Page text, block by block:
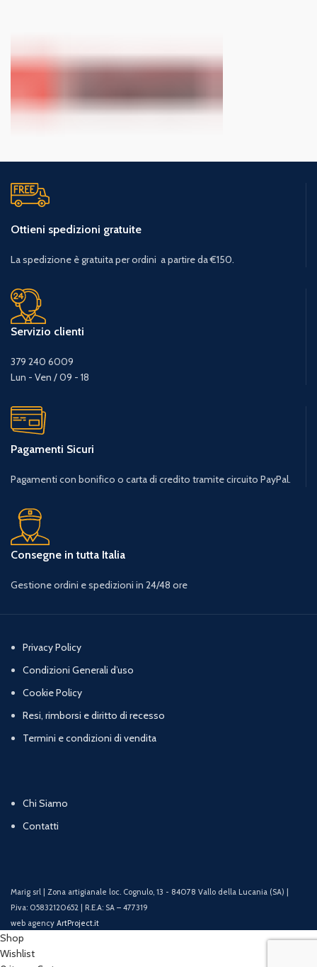
Ottieni spedizioni gratuite
La spedizione è gratuita per ordini a partire da €150.
Servizio clienti
379 240 6009
Lun - Ven / 09 - 18
Pagamenti Sicuri
Pagamenti con bonifico o carta di credito tramite circuito PayPal.
Consegne in tutta Italia
Gestione ordini e spedizioni in 24/48 ore
Privacy Policy
Condizioni Generali d’uso
Cookie Policy
Resi, rimborsi e diritto di recesso
Termini e condizioni di vendita
Chi Siamo
Contatti
Marig srl | Zona artigianale loc. Cognulo, 13 - 84078 Vallo della Lucania (SA) |
P.iva: 05832120652 | R.E.A: SA – 477319
web agency ArtProject.it
Shop
Wishlist